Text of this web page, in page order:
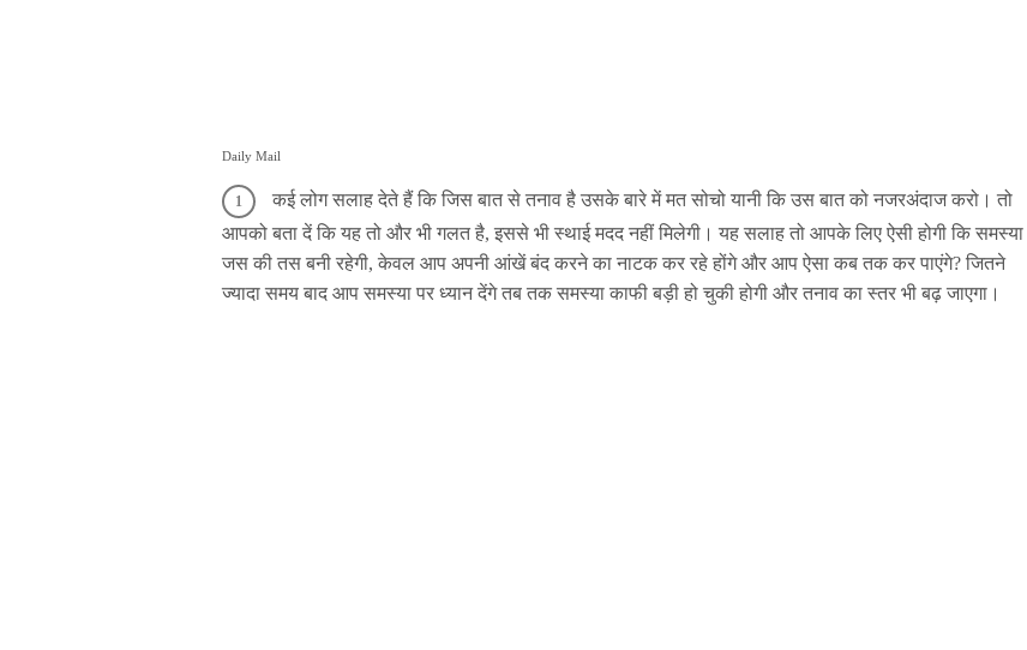
Daily Mail
कई लोग सलाह देते हैं कि जिस बात से तनाव है उसके बारे में मत सोचो यानी कि उस बात को नजरअंदाज करो। तो
आपको बता दें कि यह तो और भी गलत है, इससे भी स्थाई मदद नहीं मिलेगी। यह सलाह तो आपके लिए ऐसी होगी कि समस्या
जस की तस बनी रहेगी, केवल आप अपनी आंखें बंद करने का नाटक कर रहे होंगे और आप ऐसा कब तक कर पाएंगे? जितने
ज्यादा समय बाद आप समस्या पर ध्यान देंगे तब तक समस्या काफी बड़ी हो चुकी होगी और तनाव का स्‍तर भी बढ़ जाएगा।